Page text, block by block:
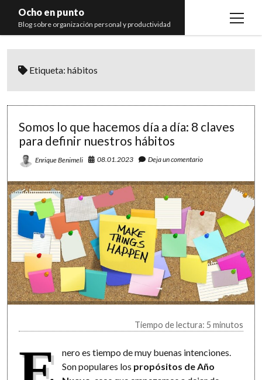
Ocho en punto
Blog sobre organización personal y productividad
open
Libros
Etiqueta:hábitos
Somos lo que hacemos día a día: 8 claves
para definir nuestros hábitos
Enrique Benimeli 08.01.2023 Deja un comentario
Tiempo de lectura: 5 minutos
nero es tiempo de muy buenas intenciones.
Son populares los propósitos de Año